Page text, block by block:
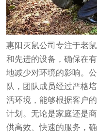
惠阳灭鼠公司专注于老
和先进的设备，确保在
地减少对环境的影响。
队，团队成员经过严格
活环境，能够根据客户
计划。无论是家庭还是
供高效、快速的服务，